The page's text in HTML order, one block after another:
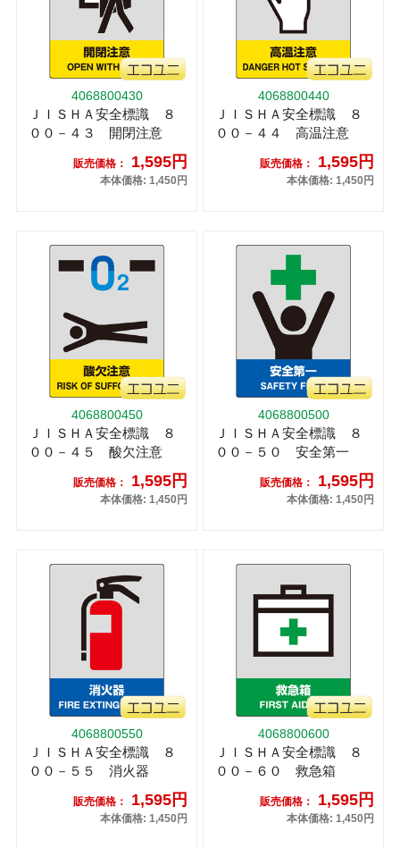
4068800430
ＪＩＳＨＡ安全標識 ８
００－４３ 開閉注意
販売価格： 1,595円
本体価格: 1,450円
4068800440
ＪＩＳＨＡ安全標識 ８
００－４４ 高温注意
販売価格： 1,595円
本体価格: 1,450円
4068800450
ＪＩＳＨＡ安全標識 ８
００－４５ 酸欠注意
販売価格： 1,595円
本体価格: 1,450円
4068800500
ＪＩＳＨＡ安全標識 ８
００－５０ 安全第一
販売価格： 1,595円
本体価格: 1,450円
4068800550
ＪＩＳＨＡ安全標識 ８
００－５５ 消火器
販売価格： 1,595円
本体価格: 1,450円
4068800600
ＪＩＳＨＡ安全標識 ８
００－６０ 救急箱
販売価格： 1,595円
本体価格: 1,450円